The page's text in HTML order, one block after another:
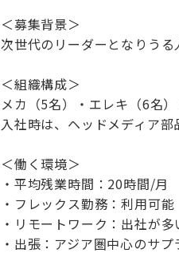
＜募集背景＞
次世代のリーダーとなりうる
＜組織構成＞
メカ（5名）・エレキ（6名
入社時は、ヘッドメディア部
＜働く環境＞
・平均残業時間：20時間/月
・フレックス勤務：利用可能
・リモートワーク：出社が
・出張：アジア圏中心のサ